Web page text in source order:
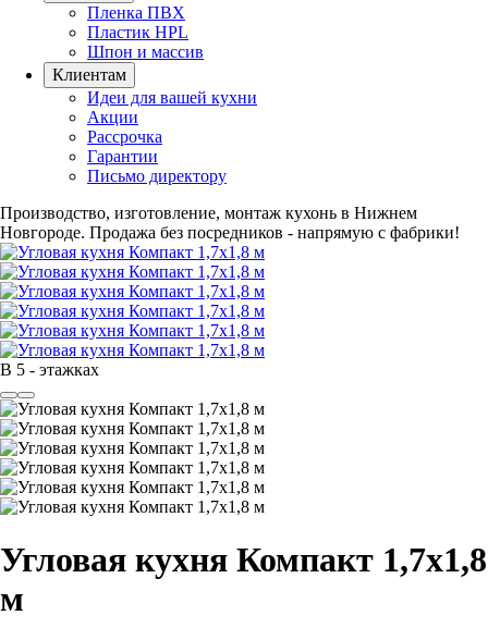
Пленка ПВХ
Пластик HPL
Шпон и массив
Клиентам
Идеи для вашей кухни
Акции
Рассрочка
Гарантии
Письмо директору
Производство, изготовление, монтаж кухонь в Нижнем
Новгороде. Продажа без посредников - напрямую с фабрики!
В 5 - этажках
Угловая кухня Компакт 1,7х1,8
м